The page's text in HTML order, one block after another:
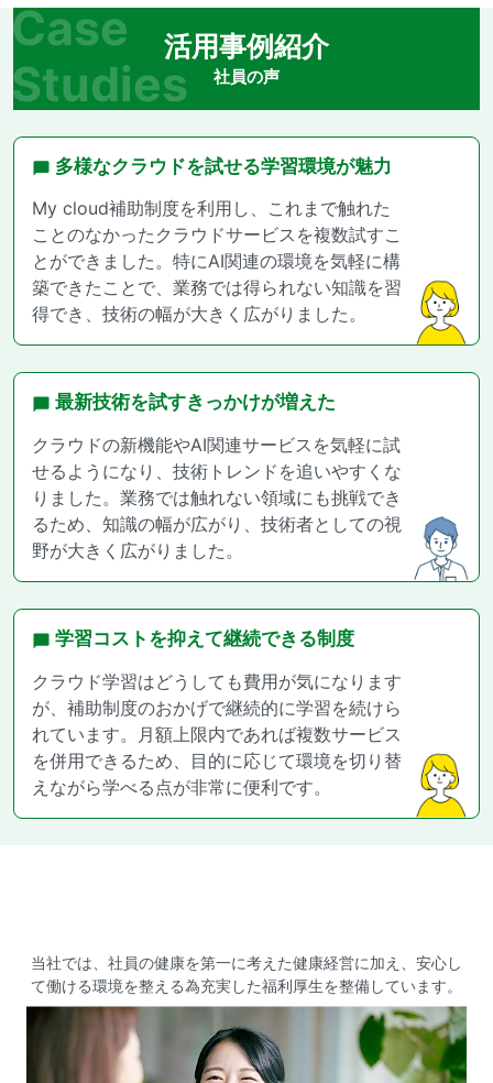
活用事例紹介
社員の声
Case
Studies
多様なクラウドを試せる学習環境が魅力
My cloud補助制度を利用し、これまで触れた
ことのなかったクラウドサービスを複数試すこ
とができました。特にAI関連の環境を気軽に構
築できたことで、業務では得られない知識を習
得でき、技術の幅が大きく広がりました。
最新技術を試すきっかけが増えた
クラウドの新機能やAI関連サービスを気軽に試
せるようになり、技術トレンドを追いやすくな
りました。業務では触れない領域にも挑戦でき
るため、知識の幅が広がり、技術者としての視
野が大きく広がりました。
学習コストを抑えて継続できる制度
クラウド学習はどうしても費用が気になります
が、補助制度のおかげで継続的に学習を続けら
れています。月額上限内であれば複数サービス
を併用できるため、目的に応じて環境を切り替
えながら学べる点が非常に便利です。
当社では、社員の健康を第一に考えた健康経営に加え、 安心し
て働ける環境を整える為充実した福利厚生を整備しています。